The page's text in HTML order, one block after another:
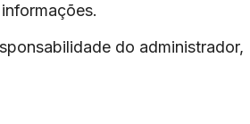
do administrador,